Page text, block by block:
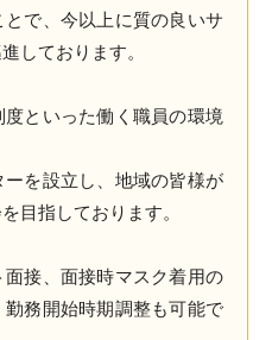
で、今以上に質の良いサ
しております。
といった働く職員の環境
を設立し、地域の皆様が
目指しております。
接、面接時マスク着用の
務開始時期調整も可能で